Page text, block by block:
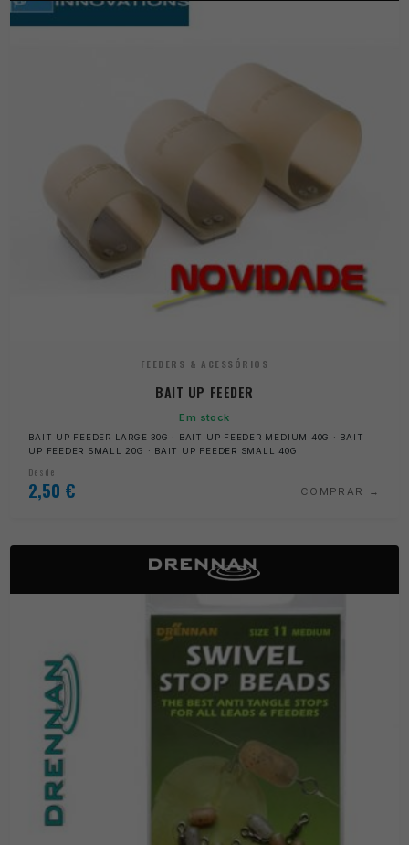
FEEDERS & ACESSÓRIOS
BAIT UP FEEDER
Em stock
BAIT UP FEEDER LARGE 30G · BAIT UP FEEDER MEDIUM 40G · BAIT
UP FEEDER SMALL 20G · BAIT UP FEEDER SMALL 40G
Desde
2,50 € COMPRAR